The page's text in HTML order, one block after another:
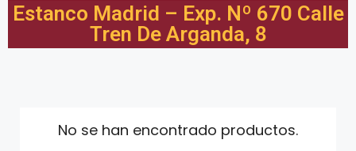
Estanco Madrid – Exp. Nº 670 Calle
Tren De Arganda, 8
No se han encontrado productos.